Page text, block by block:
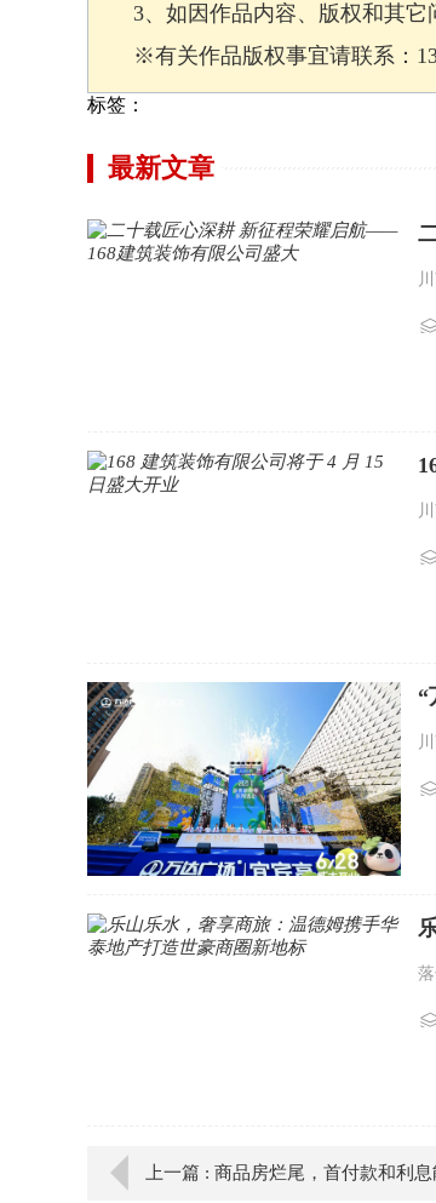
3、如因作品内容、版权和其它
※有关作品版权事宜请联系：
标签：
最新文章
“